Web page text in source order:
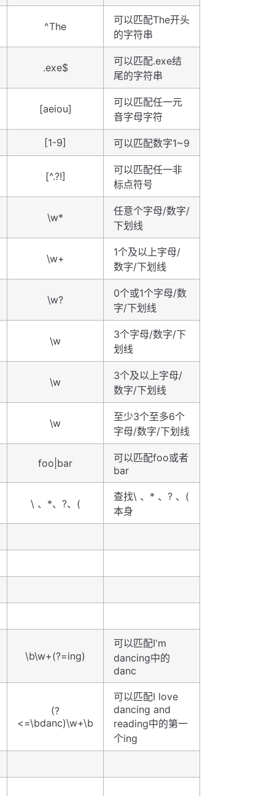
^The
可以匹配The开头
的字符串
.exe$
可以匹配.exe结
尾的字符串
[aeiou]
可以匹配任一元
音字母字符
[1-9] 可以匹配数字1~9
[^.?!]
可以匹配任一非
标点符号
\w*
任意个字母/数字/
下划线
\w+
1个及以上字母/
数字/下划线
\w?
0个或1个字母/数
字/下划线
\w
3个字母/数字/下
划线
\w
3个及以上字母/
数字/下划线
\w
至少3个至多6个
字母/数字/下划线
foo|bar
可以匹配foo或者
bar
\ 、*、?、(
查找\ 、* 、? 、(
本身
\b\w+(?=ing)
可以匹配I'm
dancing中的
danc
(?
<=\bdanc)\w+\b
可以匹配I love
dancing and
reading中的第一
个ing